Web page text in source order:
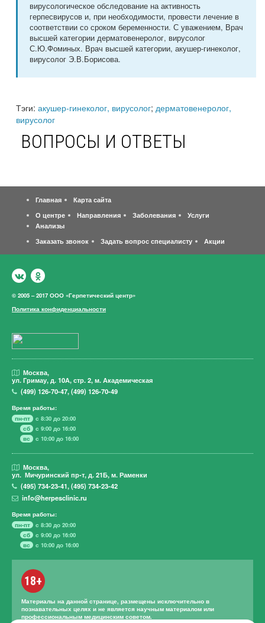
вирусологическое обследование на активность
герпесвирусов и, при необходимости, провести лечение в
соответствии со сроком беременности. С уважением, Врач
высшей категории дерматовенеролог, вирусолог
С.Ю.Фоминых. Врач высшей категории, акушер-гинеколог,
вирусолог Э.В.Борисова.
Тэги: акушер-гинеколог, вирусолог; дерматовенеролог,
вирусолог
ВОПРОСЫ И ОТВЕТЫ
Главная
Карта сайта
О центре
Направления Заболевания
Услуги
Анализы
Заказать звонок
Задать вопрос специалисту Акции
© 2005 – 2017 ООО «Герпетический центр»
Политика конфиденциальности
Москва,
ул. Гримау, д. 10А, стр. 2, м. Академическая
(499)126-70-47,(499)126-70-49
Время работы:
пн-пт
с 8:30 до 20:00
сб
с 9:00 до 16:00
вс
с 10:00 до 16:00
Москва,
ул. Мичуринский пр-т, д. 21Б, м. Раменки
(495)734-23-41,(495)734-23-42
info@herpesclinic.ru
Время работы:
пн-пт
с 8:30 до 20:00
сб
с 9:00 до 16:00
вс
с 10:00 до 16:00
18+
Материалы на данной странице, размещены исключительно в
познавательных целях и не является научным материалом или
профессиональным медицинским советом.